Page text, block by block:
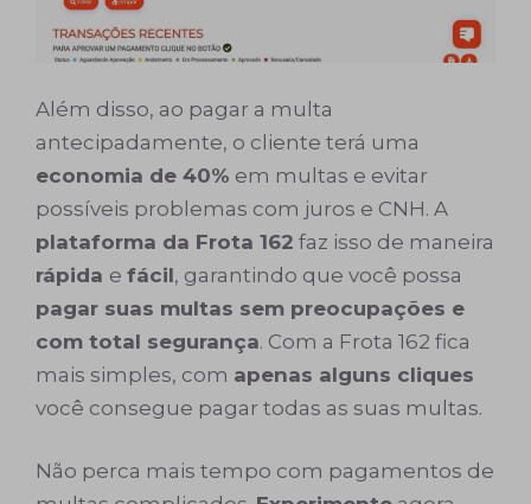
Além disso, ao pagar a multa
antecipadamente, o cliente terá uma
economia de 40% em multas e evitar
possíveis problemas com juros e CNH. A
plataforma da Frota 162 faz isso de maneira
rápida e fácil, garantindo que você possa
pagar suas multas sem preocupações e
com total segurança. Com a Frota 162 fica
mais simples, com apenas alguns cliques
você consegue pagar todas as suas multas.
Não perca mais tempo com pagamentos de